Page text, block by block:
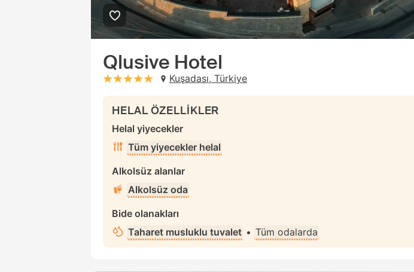
Qlusive Hotel
stars: 5Kuşadası, Türkiye
HELAL ÖZELLİKLER
Helal yiyecekler
Tüm yiyecekler helal
Alkolsüz alanlar
Alkolsüz oda
Bide olanakları
Taharet musluklu tuvalet • Tüm odalarda